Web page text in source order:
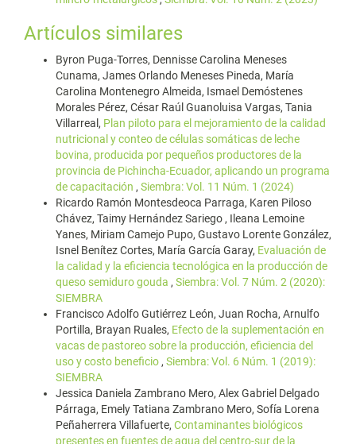
Artículos similares
Byron Puga-Torres, Dennisse Carolina Meneses
Cunama, James Orlando Meneses Pineda, María
Carolina Montenegro Almeida, Ismael Demóstenes
Morales Pérez, César Raúl Guanoluisa Vargas, Tania
Villarreal, Plan piloto para el mejoramiento de la calidad
nutricional y conteo de células somáticas de leche
bovina, producida por pequeños productores de la
provincia de Pichincha-Ecuador, aplicando un programa
de capacitación , Siembra: Vol. 11 Núm. 1 (2024)
Ricardo Ramón Montesdeoca Parraga, Karen Piloso
Chávez, Taimy Hernández Sariego , Ileana Lemoine
Yanes, Miriam Camejo Pupo, Gustavo Lorente González,
Isnel Benítez Cortes, María García Garay, Evaluación de
la calidad y la eficiencia tecnológica en la producción de
queso semiduro gouda , Siembra: Vol. 7 Núm. 2 (2020):
SIEMBRA
Francisco Adolfo Gutiérrez León, Juan Rocha, Arnulfo
Portilla, Brayan Ruales, Efecto de la suplementación en
vacas de pastoreo sobre la producción, eficiencia del
uso y costo beneficio , Siembra: Vol. 6 Núm. 1 (2019):
SIEMBRA
Jessica Daniela Zambrano Mero, Alex Gabriel Delgado
Párraga, Emely Tatiana Zambrano Mero, Sofía Lorena
Peñaherrera Villafuerte, Contaminantes biológicos
presentes en fuentes de agua del centro-sur de la